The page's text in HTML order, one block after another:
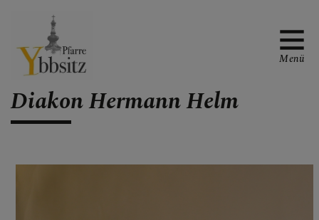
Menü
Diakon Hermann Helm